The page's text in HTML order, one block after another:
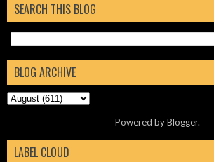
SEARCH THIS BLOG
BLOG ARCHIVE
Powered byBlogger.
LABEL CLOUD